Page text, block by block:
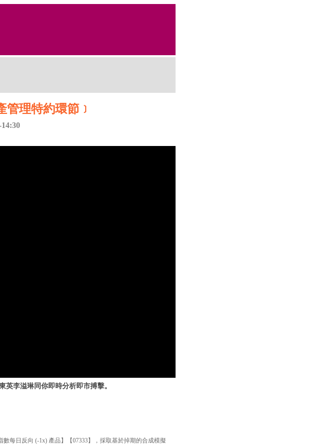
理特約環節﹞
英李溢琳同你即時分析即市搏擊。
數每日反向 (-1x) 產品】【07333】，採取基於掉期的合成模擬